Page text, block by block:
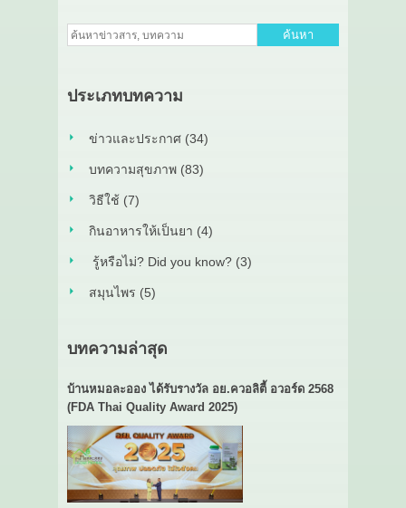
ค้นหา
ประเภทบทความ
ข่าวและประกาศ (34)
บทความสุขภาพ (83)
วิธีใช้ (7)
กินอาหารให้เป็นยา (4)
รู้หรือไม่? Did you know? (3)
สมุนไพร (5)
บทความล่าสุด
บ้านหมอละออง ได้รับรางวัล อย.ควอลิตี้ อวอร์ด 2568
(FDA Thai Quality Award 2025)